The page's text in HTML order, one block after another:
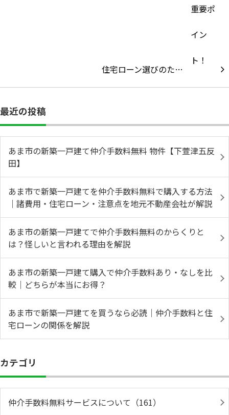
住宅ローン選びのた…
最近の投稿
あま市の新築一戸建て仲介手数料無料 物件【下萱津五反
田】
あま市で新築一戸建てを仲介手数料無料で購入する方法
｜諸費用・住宅ローン・注意点を地元不動産会社が解説
あま市の新築一戸建てで仲介手数料無料のからくりと
は？怪しいと言われる理由を解説
あま市の新築一戸建て購入で仲介手数料あり・なしを比
較｜どちらが本当にお得？
あま市で新築一戸建てを買うなら必読｜仲介手数料と住
宅ローンの関係を解説
カテゴリ
仲介手数料無料サービスについて（161）